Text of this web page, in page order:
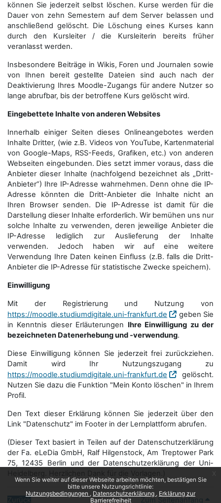
Wenn Sie weiter auf dieser Webseite arbeiten möchten, bestätigen Sie
bitte unsere Nutzungsrichtlinie:
Nutzungsbedingungen
Datenschutzerklärung
Erklärung zur
Barrierefreiheit
können Sie jederzeit selbst löschen. Kurse werden für die
Dauer von zehn Semestern auf dem Server belassen und
anschließend gelöscht. Die Löschung eines Kurses kann
durch den Kursleiter / die Kursleiterin bereits früher
veranlasst werden.
Insbesondere Beiträge in Wikis, Foren und Journalen sowie
von Ihnen bereit gestellte Dateien sind auch nach der
Deaktivierung Ihres Moodle-Zugangs für andere Nutzer so
lange abrufbar, bis der betroffene Kurs gelöscht wird.
Eingebettete Inhalte von anderen Websites
Innerhalb einiger Seiten dieses Onlineangebotes werden
Inhalte Dritter, (wie z.B. Videos von YouTube, Kartenmaterial
von Google-Maps, RSS-Feeds, Grafiken, etc.) von anderen
Webseiten eingebunden. Dies setzt immer voraus, dass die
Anbieter dieser Inhalte (nachfolgend bezeichnet als „Dritt-
Anbieter“) Ihre IP-Adresse wahrnehmen. Denn ohne die IP-
Adresse könnten die Dritt-Anbieter die Inhalte nicht an
Ihren Browser senden. Die IP-Adresse ist damit für die
Darstellung dieser Inhalte erforderlich. Wir bemühen uns nur
solche Inhalte zu verwenden, deren jeweilige Anbieter die
IP-Adresse lediglich zur Auslieferung der Inhalte
verwenden. Jedoch haben wir auf eine weitere
Verwendung Ihre Daten keinen Einfluss (z.B. falls die Dritt-
Anbieter die IP-Adresse für statistische Zwecke speichern).
Einwilligung
Mit der Registrierung und Nutzung von
https://moodle.studiumdigitale.uni-frankfurt.de
geben Sie
in Kenntnis dieser Erläuterungen Ihre Einwilligung zu der
bezeichneten Datenerhebung und -verwendung.
Diese Einwilligung können Sie jederzeit frei zurückziehen.
Damit wird Ihr Nutzungszugang zu
https://moodle.studiumdigitale.uni-frankfurt.de
gelöscht.
Nutzen Sie dazu die Funktion "Mein Konto löschen" in Ihrem
Profil.
Den Text dieser Erklärung können Sie jederzeit über den
Link "Datenschutz" im Footer in der Lernplattform abrufen.
(Dieser Text basiert in Teilen auf der Datenschutzerklärung
der Fa. eLeDia GmbH, Ralf Hilgenstock, Am Treptower Park
75, 12435 Berlin und der Datenschutzerklärung der Uni-
Zurück Zum Seitenanfang